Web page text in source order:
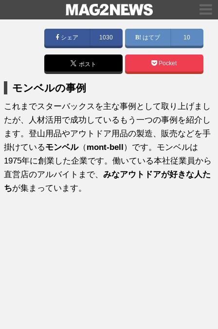
シェア 1030 はてブ 10
ポスト Pocket
モンベルの事例
これまでスターバックスを主な事例として取り上げまし
たが、人材活用で成功しているもう一つの事例を紹介し
ます。登山用品やアウトドア用品の製造、販売などを手
掛けているモンベル（mont-bell ）です。モンベルは
1975年に創業した企業です。働いている本社従業員から
直営店のアルバイトまで、みなアウトドアが好きな人た
ちが集まっています。